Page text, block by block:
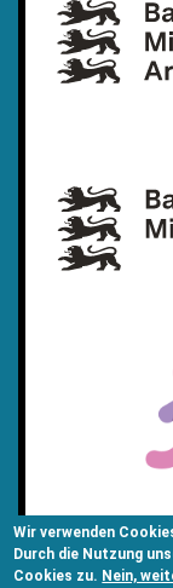
Wir verwenden
Durch die Nutzung
Cookies zu. Nein,